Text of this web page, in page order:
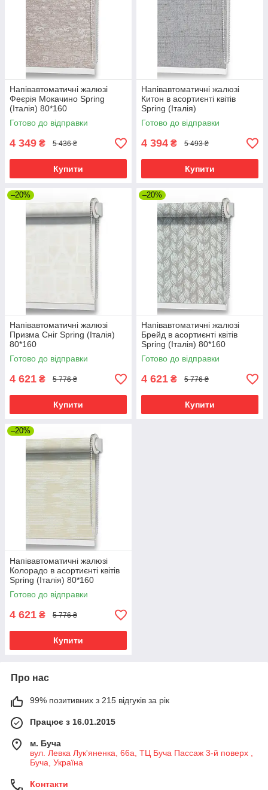
Напівавтоматичні жалюзі
Феєрія Мокачино Spring
(Італія) 80*160
Готово до відправки
4 349 ₴ 5 436 ₴
Купити
Напівавтоматичні жалюзі
Китон в асортиєнті квітів
Spring (Італія)
Готово до відправки
4 394 ₴ 5 493 ₴
Купити
–20%
Напівавтоматичні жалюзі
Призма Сніг Spring (Італія)
80*160
Готово до відправки
4 621 ₴ 5 776 ₴
Купити
–20%
Напівавтоматичні жалюзі
Брейд в асортиєнті квітів
Spring (Італія) 80*160
Готово до відправки
4 621 ₴ 5 776 ₴
Купити
–20%
Напівавтоматичні жалюзі
Колорадо в асортиєнті квітів
Spring (Італія) 80*160
Готово до відправки
4 621 ₴ 5 776 ₴
Купити
Про нас
99% позитивних з 215 відгуків за рік
Працює з 16.01.2015
м. Буча
вул. Левка Лук'яненка, 66а, ТЦ Буча Пассаж 3-й поверх ,
Буча, Україна
Контакти